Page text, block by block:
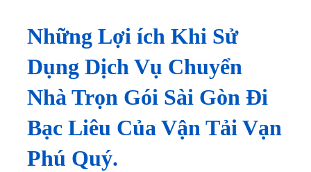
Những Lợi ích Khi Sử
Dụng Dịch Vụ Chuyển
Nhà Trọn Gói Sài Gòn Đi
Bạc Liêu Của Vận Tải Vạn
Phú Quý.